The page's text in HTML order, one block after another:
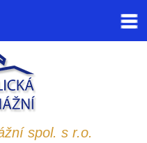
spol. s r.o.